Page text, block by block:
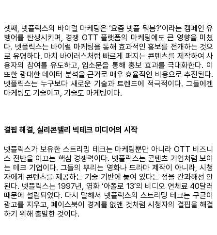
셋째, 넷플릭스의 바이럴 마케팅은 ‘요즘 넷플 뭐봄?’이라는 캠페인 유
행어를 탄생시키며, 경쟁 OTT 플랫폼의 마케팅에도 큰 영향을 미쳤
다. 넷플릭스는 바이럴 마케팅을 통해 효과적인 홍보를 전개하는 것으
로 유명하다. 마치 바이러스처럼 빠르게 퍼지는 콘텐츠를 제작하여 사
용자의 참여를 유도하고, 입소문을 통해 홍보 효과를 극대화한다. 이
또한 광대한 데이터 분석을 근거로 매우 효율적인 비용으로 추진된다.
넷플릭스는 누구보다 새로운 기술과 트렌드에 적극적이다. 그들에겐
마케팅도 기술이고, 기술도 마케팅이다.
결핍 해결, 실리콘밸리 빅테크 미디어의 시작
넷플릭스가 보유한 스트리밍 테크는 마케팅뿐만 아니라 OTT 비즈니
스 전반을 이끄는 핵심 경쟁력이다. 넷플릭스는 콘텐츠 기업처럼 보이
는 테크 기업이다. 그들의 뿌리는 영화나 드라마 제작이 아니라, 시청
자에게 콘텐츠를 제공하는 기술 기반에 놓여 있다는 점을 간과해선 안
된다. 넷플릭스는 1997년, 영화 ‘아폴로 13’의 비디오 연체료 40달러
때문에 설립되었다. 다시 말해서 넷플릭스의 스트리밍 테크는 구글이
광고를 지우고, 페이스북이 경계를 없앤 것처럼 시청자의 결핍을 해결
하기 위해 출발한 것이다.